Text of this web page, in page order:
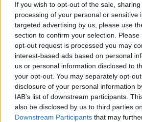
If you wish to opt-out of the sale,
processing of your personal or sensitive
targeted advertising by us, please use
section to confirm your selection.
opt-out request is processed you may
interest-based ads based on personal
us or personal information disclosed to
your opt-out. You may separately opt-
disclosure of your personal information
IAB’s list of downstream participants.
also be disclosed by us to third parties
Downstream Participants that may
Έχεις στόχους και φαίνεται
σιγά υλοποιούνται. Η
σου και ο ερωτισμός σου
σήμερα. Θα αντιμετωπίσεις
οποιαδήποτε δυσκολία και
εμφανιστεί μπροστά σου.
μία υπέροχη ημέρα με τον
σου και θα ξεκαθαρίσεις με
ηρεμία ζητήματα που σε
απασχολούσαν. Τα